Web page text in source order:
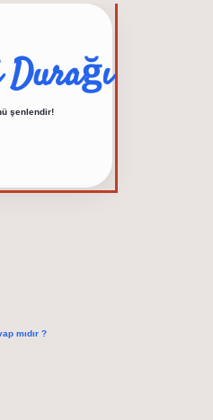
şenlendir!
mıdır ?
elexbet güncel adresi